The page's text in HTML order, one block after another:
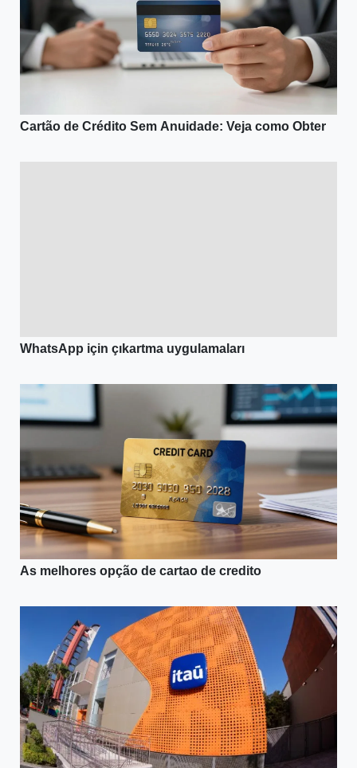
Cartão de Crédito Sem Anuidade: Veja como Obter
WhatsApp için çıkartma uygulamaları
As melhores opção de cartao de credito